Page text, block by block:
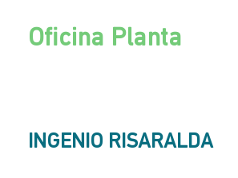
Oficina Planta
INGENIO RISARALDA